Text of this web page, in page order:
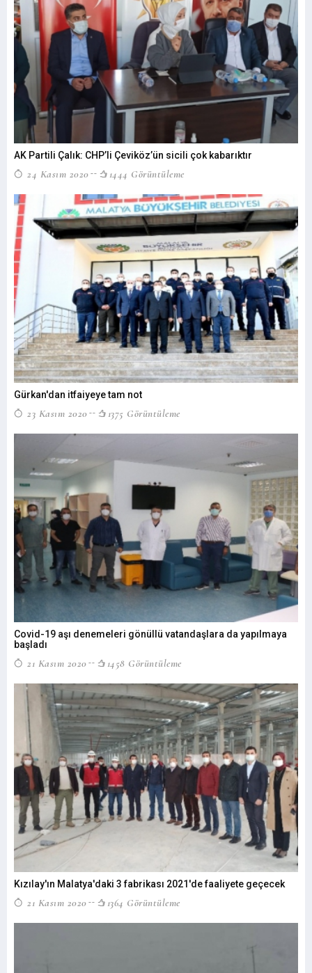
AK Partili Çalık: CHP’li Çeviköz’ün sicili çok kabarıktır
24 Kasım 2020 1444 Görüntüleme
Gürkan'dan itfaiyeye tam not
23 Kasım 2020 1375 Görüntüleme
Covid-19 aşı denemeleri gönüllü vatandaşlara da yapılmaya
başladı
21 Kasım 2020 1458 Görüntüleme
Kızılay'ın Malatya'daki 3 fabrikası 2021'de faaliyete geçecek
21 Kasım 2020 1364 Görüntüleme